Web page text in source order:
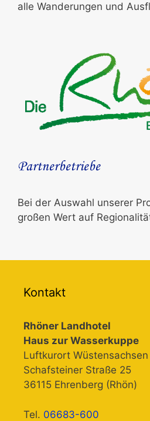
alle Wanderungen und
Partnerbetriebe
Bei der Auswahl unserer
großen Wert auf
Kontakt
Rhöner Landhotel
Haus zur Wasserkuppe
Luftkurort Wüstensachsen
Schafsteiner Straße 25
36115 Ehrenberg (Rhön)
Tel. 06683-600